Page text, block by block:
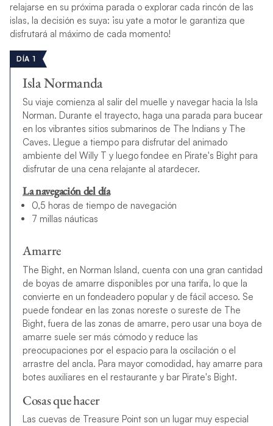
relajarse en su próxima parada o explorar cada rincón de las
islas, la decisión es suya: ¡su yate a motor le garantiza que
disfrutará al máximo de cada momento!
DÍA 1
Isla Normanda
Su viaje comienza al salir del muelle y navegar hacia la Isla
Norman. Durante el trayecto, haga una parada para bucear
en los vibrantes sitios submarinos de The Indians y The
Caves. Llegue a tiempo para disfrutar del animado
ambiente del Willy T y luego fondee en Pirate's Bight para
disfrutar de una cena relajante al atardecer.
La navegación del día
0,5 horas de tiempo de navegación
7 millas náuticas
Amarre
The Bight, en Norman Island, cuenta con una gran cantidad
de boyas de amarre disponibles por una tarifa, lo que la
convierte en un fondeadero popular y de fácil acceso. Se
puede fondear en las zonas noreste o sureste de The
Bight, fuera de las zonas de amarre, pero usar una boya de
amarre suele ser más cómodo y reduce las
preocupaciones por el espacio para la oscilación o el
arrastre del ancla. Para mayor comodidad, hay amarre para
botes auxiliares en el restaurante y bar Pirate's Bight.
Cosas que hacer
Las cuevas de Treasure Point son un lugar muy especial